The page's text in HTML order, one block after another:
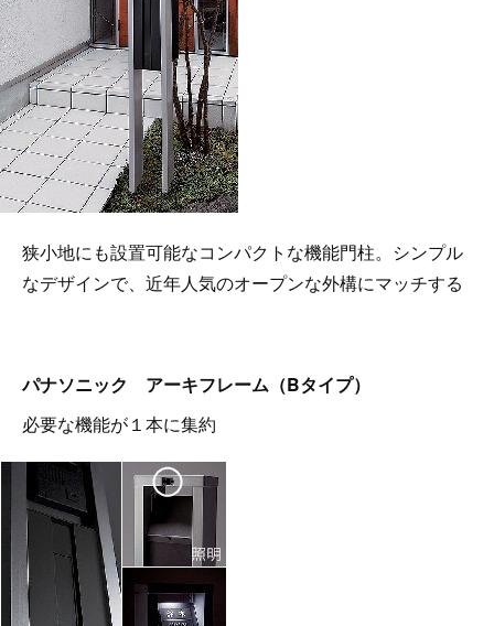
狭小地にも設置可能なコンパクトな機能門柱。シンプル
なデザインで、近年人気のオープンな外構にマッチする
パナソニック アーキフレーム（Bタイプ）
必要な機能が１本に集約